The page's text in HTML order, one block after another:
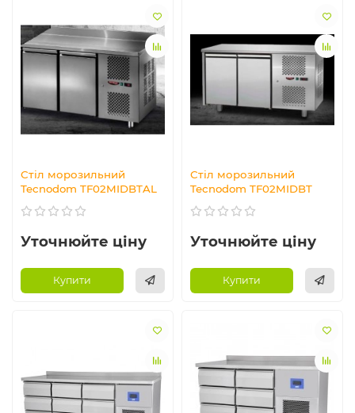
Стіл морозильний
Tecnodom TF02MIDBTAL
Уточнюйте ціну
Купити
Стіл морозильний
Tecnodom TF02MIDBT
Уточнюйте ціну
Купити